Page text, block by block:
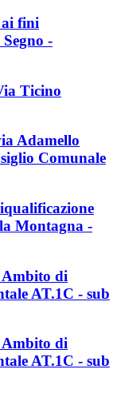
ai fini
-
Ticino
Adamello
Comunale
Montagna -
Ambito di
AT.1C - sub
Ambito di
AT.1C - sub